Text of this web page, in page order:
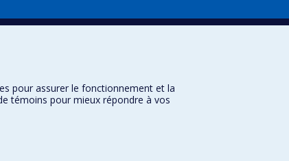
pour assurer le fonctionnement et la
témoins pour mieux répondre à vos